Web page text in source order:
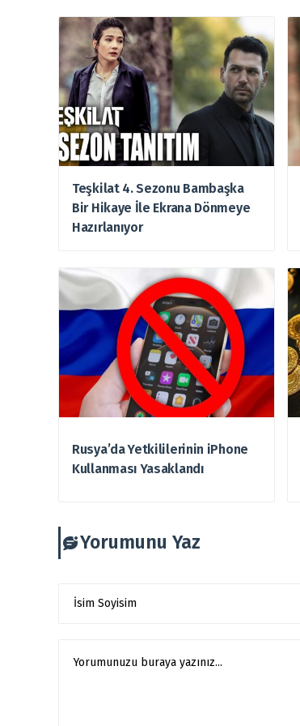
Teşkilat 4. Sezonu Bambaşka
Bir Hikaye İle Ekrana Dönmeye
Hazırlanıyor
Rusya’da Yetkililerinin iPhone
Kullanması Yasaklandı
Yorumunu Yaz